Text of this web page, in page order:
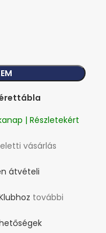
| Részletekért
vásárlás
átvételi
további